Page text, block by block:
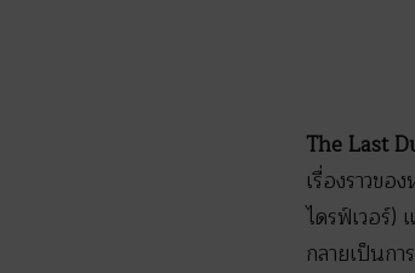
The Last
เรื่องราวข
ไดรฟ์เวอร์)
กลายเป็นก